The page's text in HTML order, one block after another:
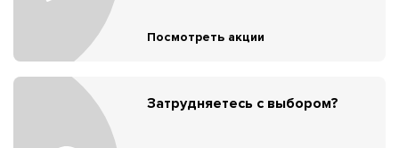
Посмотреть акции
Затрудняетесь с выбором?